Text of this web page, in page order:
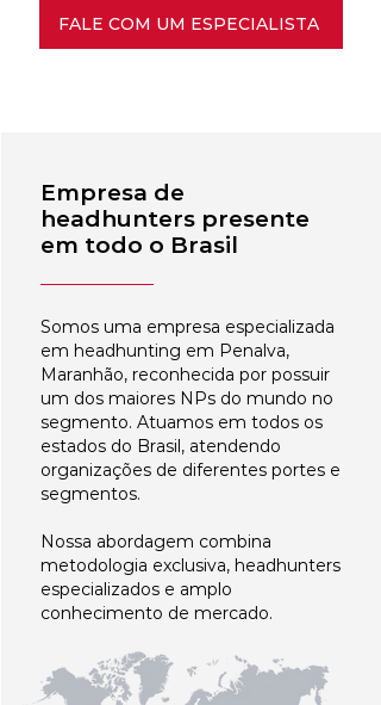
FALE COM UM ESPECIALISTA
Empresa de
headhunters presente
em todo o Brasil
Somos uma empresa especializada
em headhunting em Penalva,
Maranhão, reconhecida por possuir
um dos maiores NPs do mundo no
segmento. Atuamos em todos os
estados do Brasil, atendendo
organizações de diferentes portes e
segmentos.
Nossa abordagem combina
metodologia exclusiva, headhunters
especializados e amplo
conhecimento de mercado.